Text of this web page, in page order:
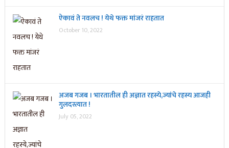
ऐकावं ते नवलच ! येथे फक्त मांजरं राहतात
October 10, 2022
अजब गजब । भारतातील ही अज्ञात रहस्ये,ज्यांचे रहस्य आजही
गुलदस्त्यात !
July 05, 2022